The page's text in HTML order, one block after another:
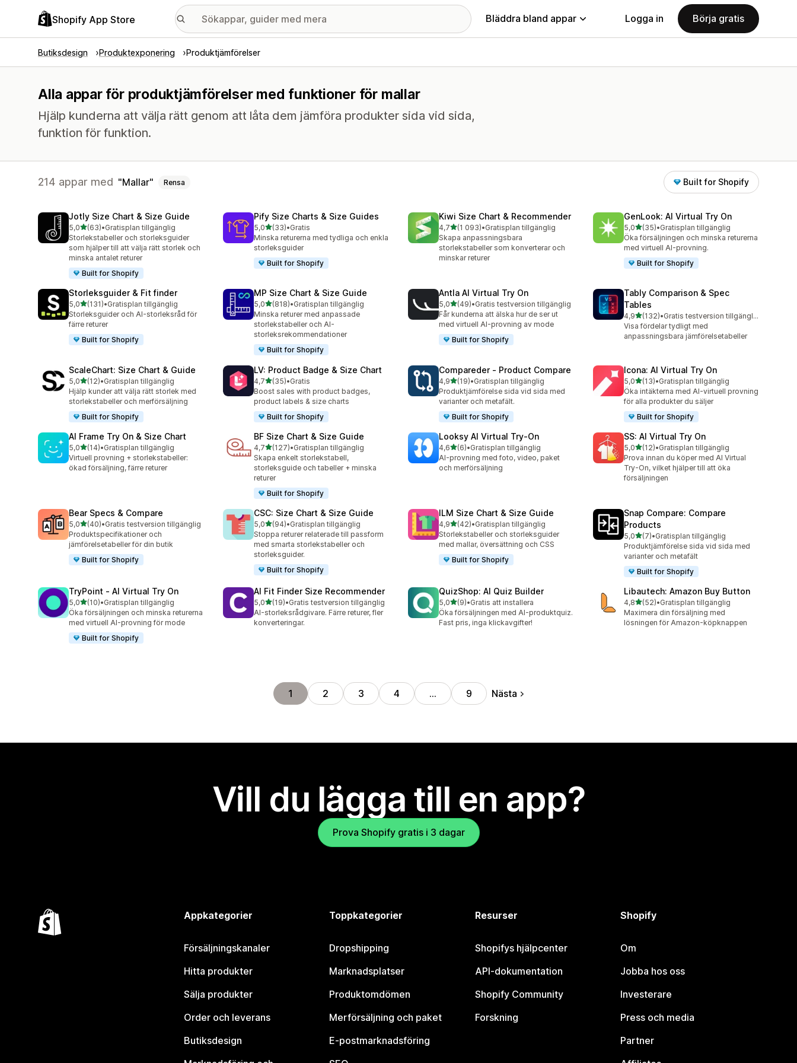
Shopify App Store Bläddra bland appar Logga in Börja gratis
Butiksdesign Produktexponering Produktjämförelser
Alla appar för produktjämförelser med funktioner för mallar
Hjälp kunderna att välja rätt genom att låta dem jämföra produkter sida vid sida,
funktion för funktion.
214 appar med Mallar Rensa Built for Shopify
Jotly Size Chart & Size Guide
5,0av 5 stjärnor
(63)
63 recensioner totalt
•Gratisplan tillgänglig
Storlekstabeller och storleksguider
som hjälper till att välja rätt storlek och
minska antalet returer
Built for Shopify
Pify Size Charts & Size Guides
5,0av 5 stjärnor
(33)
33 recensioner totalt
•Gratis
Minska returerna med tydliga och enkla
storleksguider
Built for Shopify
Kiwi Size Chart & Recommender
4,7av 5 stjärnor
(1 093)
1093 recensioner totalt
•Gratisplan tillgänglig
Skapa anpassningsbara
storlekstabeller som konverterar och
minskar returer
GenLook: AI Virtual Try On
5,0av 5 stjärnor
(35)
35 recensioner totalt
•Gratisplan tillgänglig
Öka försäljningen och minska returerna
med virtuell AI-provning.
Built for Shopify
Storleksguider & Fit finder
5,0av 5 stjärnor
(131)
131 recensioner totalt
•Gratisplan tillgänglig
Storleksguider och AI-storleksråd för
färre returer
Built for Shopify
MP Size Chart & Size Guide
5,0av 5 stjärnor
(818)
818 recensioner totalt
•Gratisplan tillgänglig
Minska returer med anpassade
storlekstabeller och AI-
storleksrekommendationer
Built for Shopify
Antla AI Virtual Try On
5,0av 5 stjärnor
(49)
49 recensioner totalt
•Gratis testversion tillgänglig
Får kunderna att älska hur de ser ut
med virtuell AI-provning av mode
Built for Shopify
Tably Comparison & Spec
Tables
4,9av 5 stjärnor
(132)
132 recensioner totalt
•
Gratis testversion tillgänglig
Visa fördelar tydligt med
anpassningsbara jämförelsetabeller
ScaleChart: Size Chart & Guide
5,0av 5 stjärnor
(12)
12 recensioner totalt
•Gratisplan tillgänglig
Hjälp kunder att välja rätt storlek med
storlekstabeller och merförsäljning
Built for Shopify
LV: Product Badge & Size Chart
4,7av 5 stjärnor
(35)
35 recensioner totalt
•Gratis
Boost sales with product badges,
product labels & size charts
Built for Shopify
Compareder ‑ Product Compare
4,9av 5 stjärnor
(19)
19 recensioner totalt
•Gratisplan tillgänglig
Produktjämförelse sida vid sida med
varianter och metafält.
Built for Shopify
Icona: AI Virtual Try On
5,0av 5 stjärnor
(13)
13 recensioner totalt
•Gratisplan tillgänglig
Öka intäkterna med AI-virtuell provning
för alla produkter du säljer
Built for Shopify
AI Frame Try On & Size Chart
5,0av 5 stjärnor
(14)
14 recensioner totalt
•Gratisplan tillgänglig
Virtuell provning + storlekstabeller:
ökad försäljning, färre returer
BF Size Chart & Size Guide
4,7av 5 stjärnor
(127)
127 recensioner totalt
•Gratisplan tillgänglig
Skapa enkelt storlekstabell,
storleksguide och tabeller + minska
returer
Built for Shopify
Looksy AI Virtual Try‑On
4,6av 5 stjärnor
(6)
6 recensioner totalt
•Gratisplan tillgänglig
AI-provning med foto, video, paket
och merförsäljning
SS: AI Virtual Try On
5,0av 5 stjärnor
(12)
12 recensioner totalt
•Gratisplan tillgänglig
Prova innan du köper med AI Virtual
Try-On, vilket hjälper till att öka
försäljningen
Bear Specs & Compare
5,0av 5 stjärnor
(40)
40 recensioner totalt
•Gratis testversion tillgänglig
Produktspecifikationer och
jämförelsetabeller för din butik
Built for Shopify
CSC: Size Chart & Size Guide
5,0av 5 stjärnor
(94)
94 recensioner totalt
•Gratisplan tillgänglig
Stoppa returer relaterade till passform
med smarta storlekstabeller och
storleksguider.
Built for Shopify
ILM Size Chart & Size Guide
4,9av 5 stjärnor
(42)
42 recensioner totalt
•Gratisplan tillgänglig
Storlekstabeller och storleksguider
med mallar, översättning och CSS
Built for Shopify
Snap Compare: Compare
Products
5,0av 5 stjärnor
(7)
7 recensioner totalt
•Gratisplan tillgänglig
Produktjämförelse sida vid sida med
varianter och metafält
Built for Shopify
TryPoint ‑ AI Virtual Try On
5,0av 5 stjärnor
(10)
10 recensioner totalt
•Gratisplan tillgänglig
Öka försäljningen och minska returerna
med virtuell AI-provning för mode
Built for Shopify
AI Fit Finder Size Recommender
5,0av 5 stjärnor
(19)
19 recensioner totalt
•Gratis testversion tillgänglig
AI-storleksrådgivare. Färre returer, fler
konverteringar.
QuizShop: AI Quiz Builder
5,0av 5 stjärnor
(9)
9 recensioner totalt
•Gratis att installera
Öka försäljningen med AI-produktquiz.
Fast pris, inga klickavgifter!
Libautech: Amazon Buy Button
4,8av 5 stjärnor
(52)
52 recensioner totalt
•Gratisplan tillgänglig
Maximera din försäljning med
lösningen för Amazon-köpknappen
1 2 3 4 … 9 Nästa
Vill du lägga till en app?
Prova Shopify gratis i 3 dagar
Appkategorier
Försäljningskanaler
Hitta produkter
Sälja produkter
Order och leverans
Butiksdesign
Toppkategorier
Dropshipping
Marknadsplatser
Produktomdömen
Merförsäljning och paket
E-postmarknadsföring
Resurser
Shopifys hjälpcenter
API-dokumentation
Shopify Community
Forskning
Shopify
Om
Jobba hos oss
Investerare
Press och media
Partner